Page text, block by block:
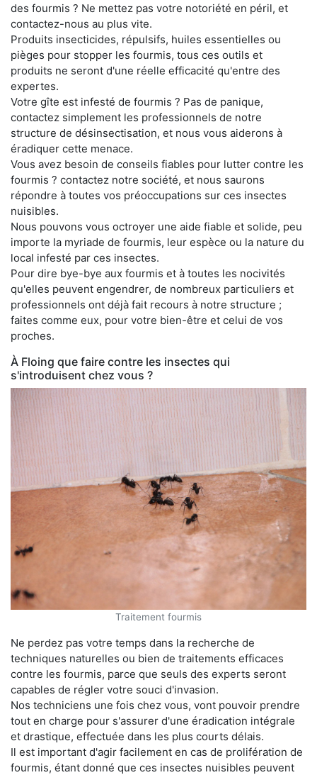
des fourmis ? Ne mettez pas votre notoriété en péril, et
contactez-nous au plus vite.
Produits insecticides, répulsifs, huiles essentielles ou
pièges pour stopper les fourmis, tous ces outils et
produits ne seront d'une réelle efficacité qu'entre des
expertes.
Votre gîte est infesté de fourmis ? Pas de panique,
contactez simplement les professionnels de notre
structure de désinsectisation, et nous vous aiderons à
éradiquer cette menace.
Vous avez besoin de conseils fiables pour lutter contre les
fourmis ? contactez notre société, et nous saurons
répondre à toutes vos préoccupations sur ces insectes
nuisibles.
Nous pouvons vous octroyer une aide fiable et solide, peu
importe la myriade de fourmis, leur espèce ou la nature du
local infesté par ces insectes.
Pour dire bye-bye aux fourmis et à toutes les nocivités
qu'elles peuvent engendrer, de nombreux particuliers et
professionnels ont déjà fait recours à notre structure ;
faites comme eux, pour votre bien-être et celui de vos
proches.
À Floing que faire contre les insectes qui
s'introduisent chez vous ?
Traitement fourmis
Ne perdez pas votre temps dans la recherche de
techniques naturelles ou bien de traitements efficaces
contre les fourmis, parce que seuls des experts seront
capables de régler votre souci d'invasion.
Nos techniciens une fois chez vous, vont pouvoir prendre
tout en charge pour s'assurer d'une éradication intégrale
et drastique, effectuée dans les plus courts délais.
Il est important d'agir facilement en cas de prolifération de
fourmis, étant donné que ces insectes nuisibles peuvent